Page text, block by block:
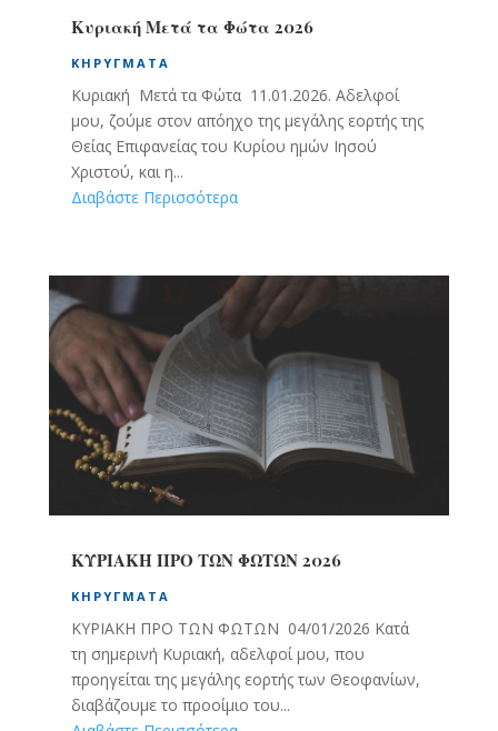
Κυριακή Μετά τα Φώτα 2026
ΚΗΡΎΓΜΑΤΑ
Κυριακή Μετά τα Φώτα 11.01.2026. Αδελφοί
μου, ζούμε στον απόηχο της μεγάλης εορτής της
Θείας Επιφανείας του Κυρίου ημών Ιησού
Χριστού, και η...
Διαβάστε Περισσότερα
ΚΥΡΙΑΚΗ ΠΡΟ ΤΩΝ ΦΩΤΩΝ 2026
ΚΗΡΎΓΜΑΤΑ
ΚΥΡΙΑΚΗ ΠΡΟ ΤΩΝ ΦΩΤΩΝ 04/01/2026 Κατά
τη σημερινή Κυριακή, αδελφοί μου, που
προηγείται της μεγάλης εορτής των Θεοφανίων,
διαβάζουμε το προοίμιο του...